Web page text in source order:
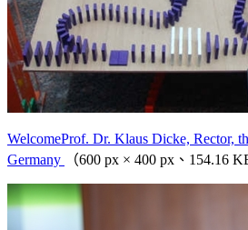
WelcomeProf. Dr. Klaus Dicke, Rector,
Germany
（600 px × 400 px、154.16